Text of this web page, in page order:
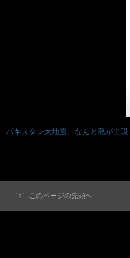
パキスタン大地震、なんと島が出現
［↑］このページの先頭へ